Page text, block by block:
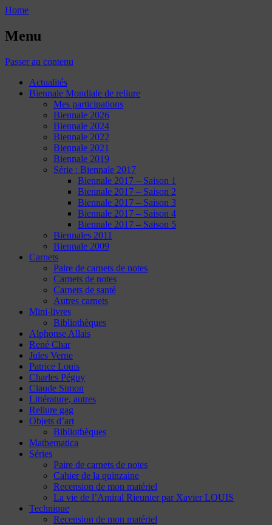
Home
Menu
Passer au contenu
Actualités
Biennale Mondiale de reliure
Mes participations
Biennale 2026
Biennale 2024
Biennale 2022
Biennale 2021
Biennale 2019
Série : Biennale 2017
Biennale 2017 – Saison 1
Biennale 2017 – Saison 2
Biennale 2017 – Saison 3
Biennale 2017 – Saison 4
Biennale 2017 – Saison 5
Biennales 2011
Biennale 2009
Carnets
Paire de carnets de notes
Carnets de notes
Carnets de santé
Autres carnets
Mini-livres
Bibliothèques
Alphonse Allais
René Char
Jules Verne
Patrice Louis
Charles Péguy
Claude Simon
Littérature, autres
Reliure gag
Objets d’art
Bibliothèques
Mathematica
Séries
Paire de carnets de notes
Cahier de la quinzaine
Recension de mon matériel
La vie de l’Amiral Rieunier par Xavier LOUIS
Technique
Recension de mon matériel